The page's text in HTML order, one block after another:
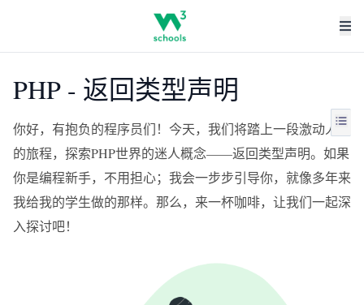
PHP - 返回类型声明
你好，有抱负的程序员们！今天，我们将踏上一段激动人心
的旅程，探索PHP世界的迷人概念——返回类型声明。如果
你是编程新手，不用担心；我会一步步引导你，就像多年来
我给我的学生做的那样。那么，来一杯咖啡，让我们一起深
入探讨吧！